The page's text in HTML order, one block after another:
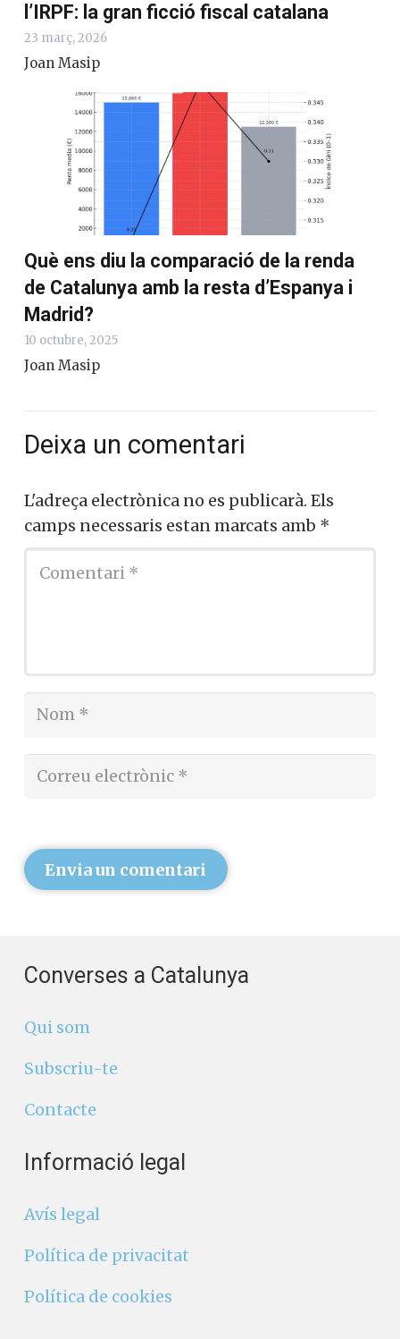
l’IRPF: la gran ficció fiscal catalana
23 març, 2026
Joan Masip
Què ens diu la comparació de la renda
de Catalunya amb la resta d’Espanya i
Madrid?
10 octubre, 2025
Joan Masip
Deixa un comentari
L'adreça electrònica no es publicarà. Els
camps necessaris estan marcats amb *
Envia un comentari
Converses a Catalunya
Qui som
Subscriu-te
Contacte
Informació legal
Avís legal
Política de privacitat
Política de cookies